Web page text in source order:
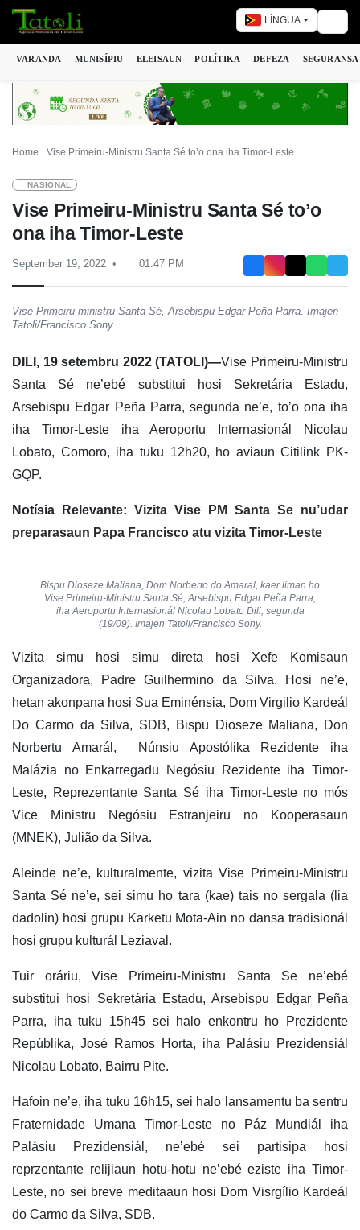
LÍNGUA
VARANDA MUNISÍPIU ELEISAUN POLÍTIKA DEFEZA SEGURANSA
Home Vise Primeiru-Ministru Santa Sé to’o ona iha Timor-Leste
NASIONÁL
Vise Primeiru-Ministru Santa Sé to’o
ona iha Timor-Leste
September 19, 2022 01:47 PM
Vise Primeiru-ministru Santa Sé, Arsebispu Edgar Peña Parra. Imajen
Tatoli/Francisco Sony.
DILI, 19 setembru 2022 (TATOLI)—Vise Primeiru-Ministru
Santa Sé ne’ebé substitui hosi Sekretária Estadu,
Arsebispu Edgar Peña Parra, segunda ne’e, to’o ona iha
iha Timor-Leste iha Aeroportu Internasionál Nicolau
Lobato, Comoro, iha tuku 12h20, ho aviaun Citilink PK-
GQP.
Notísia Relevante: Vizita Vise PM Santa Se nu’udar
preparasaun Papa Francisco atu vizita Timor-Leste
Bispu Dioseze Maliana, Dom Norberto do Amaral, kaer liman ho
Vise Primeiru-Ministru Santa Sé, Arsebispu Edgar Peña Parra,
iha Aeroportu Internasionál Nicolau Lobato Dili, segunda
(19/09). Imajen Tatoli/Francisco Sony.
Vizita simu hosi simu direta hosi Xefe Komisaun
Organizadora, Padre Guilhermino da Silva. Hosi ne’e,
hetan akonpana hosi Sua Eminénsia, Dom Virgilio Kardeál
Do Carmo da Silva, SDB, Bispu Dioseze Maliana, Don
Norbertu Amarál, Núnsiu Apostólika Rezidente iha
Malázia no Enkarregadu Negósiu Rezidente iha Timor-
Leste, Reprezentante Santa Sé iha Timor-Leste no mós
Vice Ministru Negósiu Estranjeiru no Kooperasaun
(MNEK), Julião da Silva.
Aleinde ne’e, kulturalmente, vizita Vise Primeiru-Ministru
Santa Sé ne’e, sei simu ho tara (kae) tais no sergala (lia
dadolin) hosi grupu Karketu Mota-Ain no dansa tradisionál
hosi grupu kulturál Leziaval.
Tuir oráriu, Vise Primeiru-Ministru Santa Se ne’ebé
substitui hosi Sekretária Estadu, Arsebispu Edgar Peña
Parra, iha tuku 15h45 sei halo enkontru ho Prezidente
Repúblika, José Ramos Horta, iha Palásiu Prezidensiál
Nicolau Lobato, Bairru Pite.
Hafoin ne’e, iha tuku 16h15, sei halo lansamentu ba sentru
Fraternidade Umana Timor-Leste no Páz Mundiál iha
Palásiu Prezidensiál, ne’ebé sei partisipa hosi
reprzentante relijiaun hotu-hotu ne’ebé eziste iha Timor-
Leste, no sei breve meditaaun hosi Dom Visrgílio Kardeál
do Carmo da Silva, SDB.